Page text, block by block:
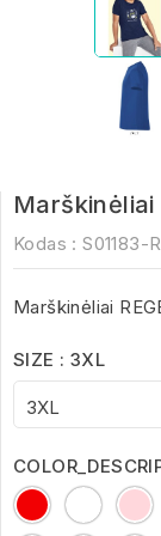
Marškinėliai
Kodas : S01183-
Marškinėliai
SIZE : 3XL
Red
White